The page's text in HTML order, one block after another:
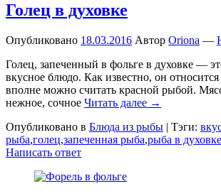
Голец в духовке
Опубликовано 18.03.2016 Автор Oriona —
Голец, запеченный в фольге в духовке —
вкусное блюдо. Как известно, он
вполне можно считать красной рыбой.
нежное, сочное Читать далее →
Опубликовано в Блюда из рыбы | Тэги:
рыба,голец,запеченная рыба,рыба в духовке
Написать ответ